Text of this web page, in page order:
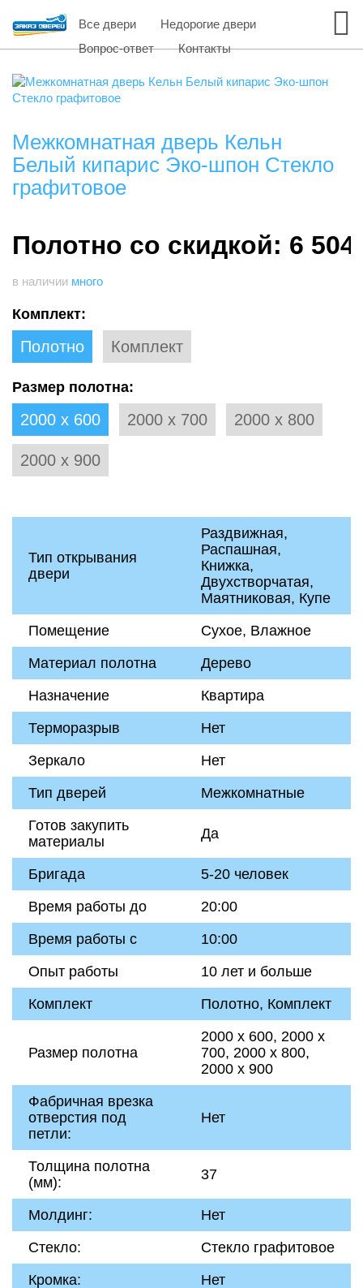
Все двери
Недорогие двери
Вопрос-ответ
Контакты
Межкомнатная дверь Кельн
Белый кипарис Эко-шпон Стекло
графитовое
Полотно со скидкой: 6 504
в наличии много
Комплект:
Полотно Комплект
Размер полотна:
2000 х 600 2000 х 700 2000 х 800
2000 х 900
Тип открывания
двери
Раздвижная,
Распашная,
Книжка,
Двухстворчатая,
Маятниковая, Купе
Помещение
Сухое, Влажное
Материал полотна
Дерево
Назначение
Квартира
Терморазрыв
Нет
Зеркало
Нет
Тип дверей
Межкомнатные
Готов закупить
материалы
Да
Бригада
5-20 человек
Время работы до
20:00
Время работы с
10:00
Опыт работы
10 лет и больше
Комплект
Полотно, Комплект
Размер полотна
2000 х 600, 2000 х
700, 2000 х 800,
2000 х 900
Фабричная врезка
отверстия под
петли:
Нет
Толщина полотна
(мм):
37
Молдинг:
Нет
Стекло:
Стекло графитовое
Кромка:
Нет